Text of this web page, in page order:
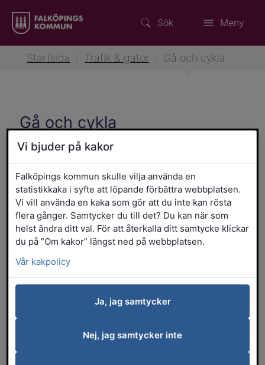
Sök Meny
Startsida Trafik & gator Gå och cykla
Gå och cykla
Gång- och cykelplan för
Falköpings tätorter
Gå och cykla i tätorten
Gå och cykla på landsbygden
Servicemeddelanden
Vi bjuder på kakor
Falköpings kommun skulle vilja använda en
statistikkaka i syfte att löpande förbättra webbplatsen.
Vi vill använda en kaka som gör att du inte kan rösta
flera gånger. Samtycker du till det? Du kan när som
helst ändra ditt val. För att återkalla ditt samtycke klickar
du på ”Om kakor” längst ned på webbplatsen.
Vår kakpolicy
Ja, jag samtycker
Nej, jag samtycker inte